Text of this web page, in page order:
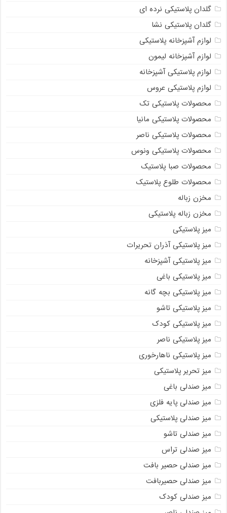
گلدان پلاستیکی نرده ای
گلدان پلاستیکی نشا
لوازم آشپزخانه پلاستیکی
لوازم آشپزخانه لیمون
لوازم پلاستیکی آشپزخانه
لوازم پلاستیکی عروس
محصولات پلاستیکی تک
محصولات پلاستیکی مانیا
محصولات پلاستیکی ناصر
محصولات پلاستیکی ونوس
محصولات صبا پلاستیک
محصولات طلوع پلاستیک
مخزن زباله
مخزن زباله پلاستیکی
میز پلاستیکی
میز پلاستیکی آذران تحریرات
میز پلاستیکی آشپزخانه
میز پلاستیکی باغی
میز پلاستیکی بچه گانه
میز پلاستیکی تاشو
میز پلاستیکی کودک
میز پلاستیکی ناصر
میز پلاستیکی ناهارخوری
میز تحریر پلاستیکی
میز صندلی باغی
میز صندلی پایه فلزی
میز صندلی پلاستیکی
میز صندلی تاشو
میز صندلی تراس
میز صندلی حصیر بافت
میز صندلی حصیربافت
میز صندلی کودک